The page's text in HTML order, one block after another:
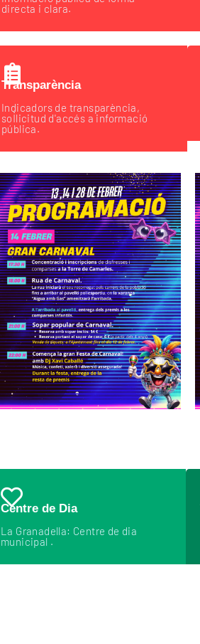
directa i clara.
Transparència
Indicadors de transparència,
sol·licitud d'accés a informació
pública.
Centre de Dia
La Granadella: Centre de dia
municipal .